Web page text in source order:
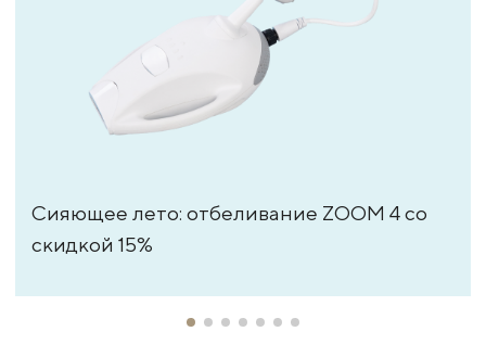
Сияющее лето: отбеливание ZOOM 4 со
скидкой 15%